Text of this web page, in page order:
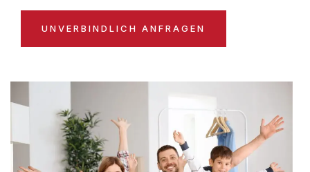
UNVERBINDLICH ANFRAGEN